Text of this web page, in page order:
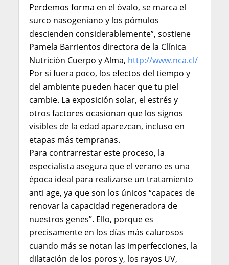
Perdemos forma en el óvalo, se marca el
surco nasogeniano y los pómulos
descienden considerablemente”, sostiene
Pamela Barrientos directora de la Clínica
Nutrición Cuerpo y Alma, http://www.nca.cl/
Por si fuera poco, los efectos del tiempo y
del ambiente pueden hacer que tu piel
cambie. La exposición solar, el estrés y
otros factores ocasionan que los signos
visibles de la edad aparezcan, incluso en
etapas más tempranas.
Para contrarrestar este proceso, la
especialista asegura que el verano es una
época ideal para realizarse un tratamiento
anti age, ya que son los únicos “capaces de
renovar la capacidad regeneradora de
nuestros genes”. Ello, porque es
precisamente en los días más calurosos
cuando más se notan las imperfecciones, la
dilatación de los poros y, los rayos UV,